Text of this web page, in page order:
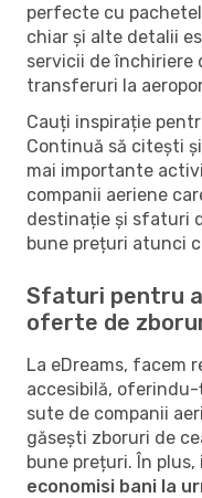
perfecte cu
chiar și alte detalii
servicii de închiriere
transferuri la
Cauți inspirație
Continuă să citești
mai importante
companii aeriene
destinație și sfaturi
bune prețuri atunci
Sfaturi pentru
oferte de
La eDreams, facem
accesibilă, oferindu-
sute de companii
găsești zboruri de
bune prețuri. În plus,
economisi bani la